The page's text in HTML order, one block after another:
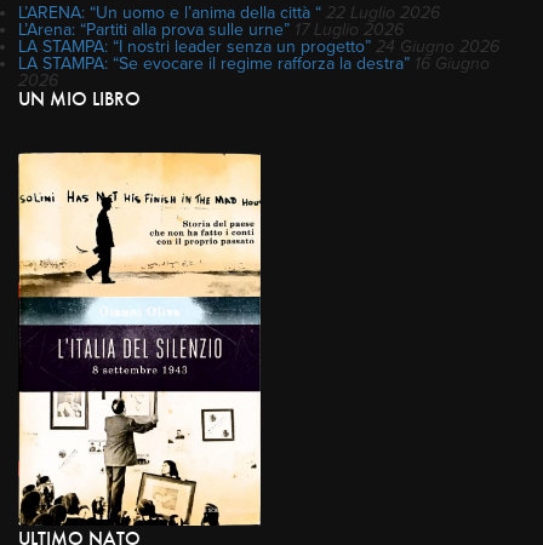
L’ARENA: “Un uomo e l’anima della città “ 22 Luglio 2026
L’Arena: “Partiti alla prova sulle urne” 17 Luglio 2026
LA STAMPA: “I nostri leader senza un progetto” 24 Giugno 2026
LA STAMPA: “Se evocare il regime rafforza la destra” 16 Giugno
2026
UN MIO LIBRO
ULTIMO NATO